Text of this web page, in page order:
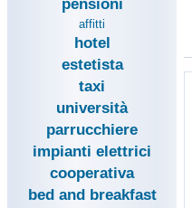
pensioni
affitti
hotel
estetista
taxi
università
parrucchiere
impianti elettrici
cooperativa
bed and breakfast